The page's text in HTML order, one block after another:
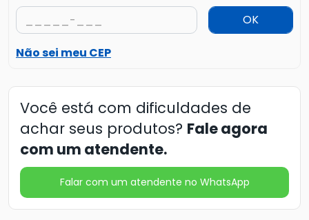
OK
Não sei meu CEP
Você está com dificuldades de
achar seus produtos? Fale agora
com um atendente.
Falar com um atendente no WhatsApp